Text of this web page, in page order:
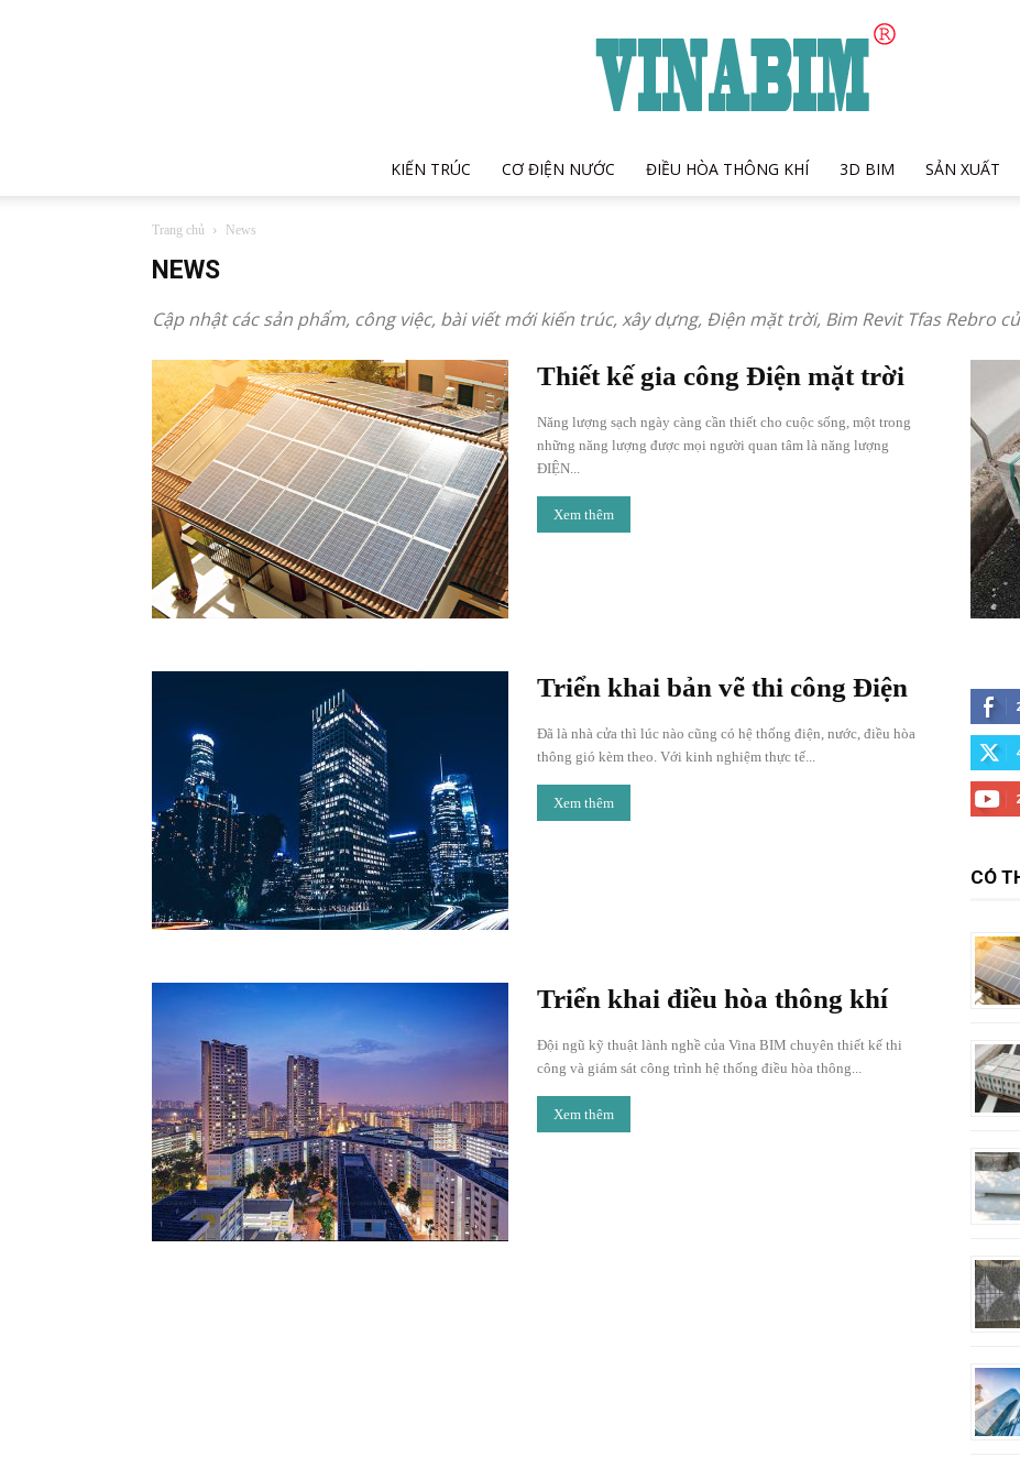
KIẾN TRÚC CƠ ĐIỆN NƯỚC ĐIỀU HÒA THÔNG KHÍ 3D BIM SẢN XUẤT
Trang chủ News
NEWS
Cập nhật các sản phẩm, công việc, bài viết mới kiến trúc, xây dựng, Điện mặt trời, Bim Revit Tfas Rebro
Thiết kế gia công Điện mặt trời
Năng lượng sạch ngày càng cần thiết cho cuộc sống, một trong
những năng lượng được mọi người quan tâm là năng lượng
ĐIỆN...
Xem thêm
Triển khai bản vẽ thi công Điện
Đã là nhà cửa thì lúc nào cũng có hệ thống điện, nước, điều hòa
thông gió kèm theo. Với kinh nghiệm thực tế...
Xem thêm
Triển khai điều hòa thông khí
Đội ngũ kỹ thuật lành nghề của Vina BIM chuyên thiết kế thi
công và giám sát công trình hệ thống điều hòa thông...
Xem thêm
CÓ